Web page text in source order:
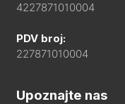
4227871010004
PDV broj:
227871010004
Upoznajte nas